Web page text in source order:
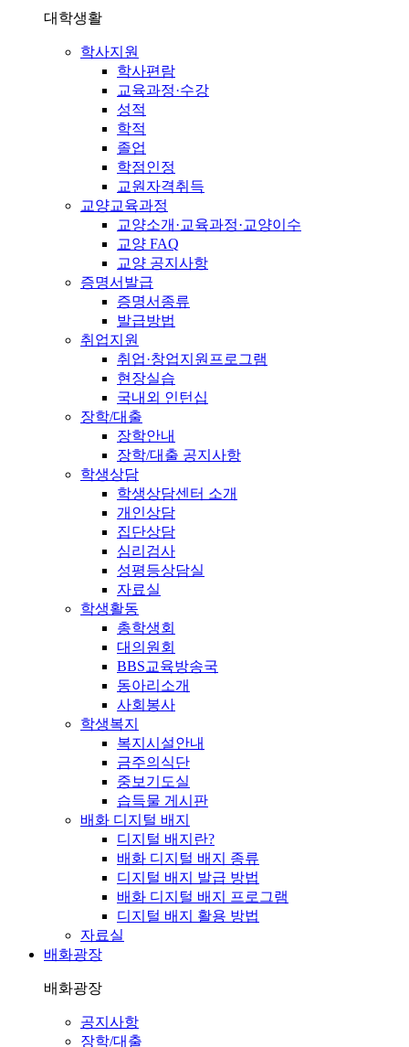
대학생활
학사지원
학사편람
교육과정·수강
성적
학적
졸업
학점인정
교원자격취득
교양교육과정
교양소개·교육과정·교양이수
교양 FAQ
교양 공지사항
증명서발급
증명서종류
발급방법
취업지원
취업·창업지원프로그램
현장실습
국내외 인턴십
장학/대출
장학안내
장학/대출 공지사항
학생상담
학생상담센터 소개
개인상담
집단상담
심리검사
성평등상담실
자료실
학생활동
총학생회
대의원회
BBS교육방송국
동아리소개
사회봉사
학생복지
복지시설안내
금주의식단
중보기도실
습득물 게시판
배화 디지털 배지
디지털 배지란?
배화 디지털 배지 종류
디지털 배지 발급 방법
배화 디지털 배지 프로그램
디지털 배지 활용 방법
자료실
배화광장
배화광장
공지사항
장학/대출